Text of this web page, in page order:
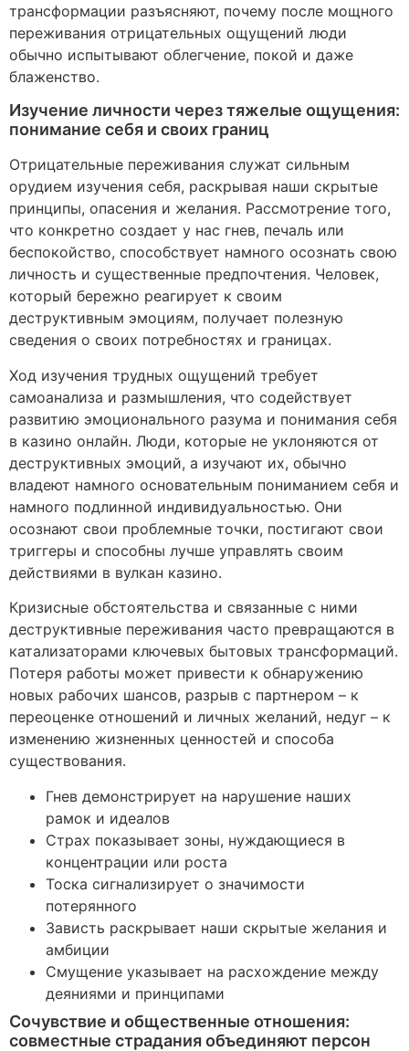
трансформации разъясняют, почему после мощного
переживания отрицательных ощущений люди
обычно испытывают облегчение, покой и даже
блаженство.
Изучение личности через тяжелые ощущения:
понимание себя и своих границ
Отрицательные переживания служат сильным
орудием изучения себя, раскрывая наши скрытые
принципы, опасения и желания. Рассмотрение того,
что конкретно создает у нас гнев, печаль или
беспокойство, способствует намного осознать свою
личность и существенные предпочтения. Человек,
который бережно реагирует к своим
деструктивным эмоциям, получает полезную
сведения о своих потребностях и границах.
Ход изучения трудных ощущений требует
самоанализа и размышления, что содействует
развитию эмоционального разума и понимания себя
в казино онлайн. Люди, которые не уклоняются от
деструктивных эмоций, а изучают их, обычно
владеют намного основательным пониманием себя и
намного подлинной индивидуальностью. Они
осознают свои проблемные точки, постигают свои
триггеры и способны лучше управлять своим
действиями в вулкан казино.
Кризисные обстоятельства и связанные с ними
деструктивные переживания часто превращаются в
катализаторами ключевых бытовых трансформаций.
Потеря работы может привести к обнаружению
новых рабочих шансов, разрыв с партнером – к
переоценке отношений и личных желаний, недуг – к
изменению жизненных ценностей и способа
существования.
Гнев демонстрирует на нарушение наших
рамок и идеалов
Страх показывает зоны, нуждающиеся в
концентрации или роста
Тоска сигнализирует о значимости
потерянного
Зависть раскрывает наши скрытые желания и
амбиции
Смущение указывает на расхождение между
деяниями и принципами
Сочувствие и общественные отношения:
совместные страдания объединяют персон